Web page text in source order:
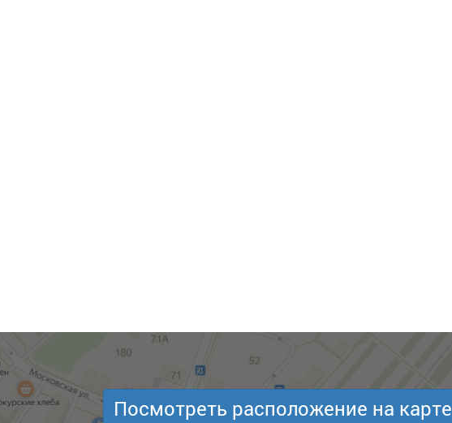
Посмотреть расположение на карте